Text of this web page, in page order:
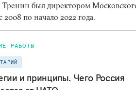
был директором
2008 по начало 2022 года.
РАБОТЫ
и принципы. Чего Россия